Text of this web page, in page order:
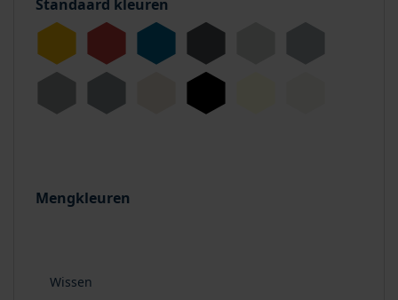
Mengkleuren
Standaard kleuren
Wissen